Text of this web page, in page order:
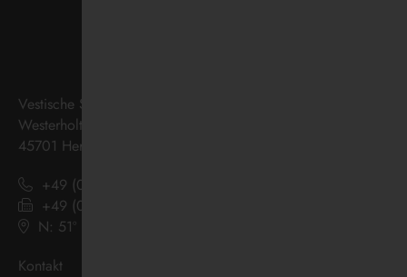
Vestische Straßenbahnen GmbH
Westerholter Straße 550
45701 Herten
+49 (0) 2366 186 - 0
+49 (0) 2366 186 - 444
N: 51º 36’ 38“ E: 07º 08’ 07“
Kontakt